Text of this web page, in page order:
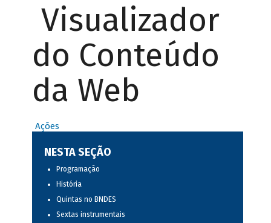
Visualizador
do Conteúdo
da Web
Ações
NESTA SEÇÃO
Programação
História
Quintas no BNDES
Sextas instrumentais